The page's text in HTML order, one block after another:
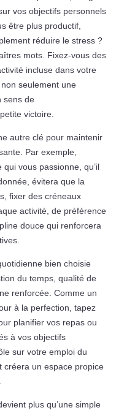
vos objectifs personnels
être plus productif,
réduire le stress ?
mots. Fixez-vous des
incluse dans votre
seulement une
sens de
victoire.
autre clé pour maintenir
Par exemple,
vous passionne, qu’il
évitera que la
fixer des créneaux
activité, de préférence
douce qui renforcera
bien choisie
du temps, qualité de
renforcée. Comme un
à la perfection, tapez
planifier vos repas ou
à vos objectifs
sur votre emploi du
créera un espace propice
plus qu’une simple